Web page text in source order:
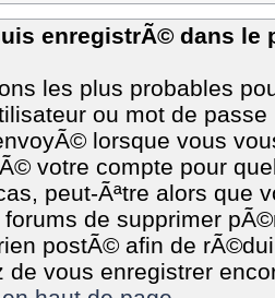
enregistrÃ© dans le
les plus probables
ou mot de
lorsque vous
votre compte pour
peut-Ãªtre alors que
forums de supprimer
postÃ© afin de
de vous enregistrer